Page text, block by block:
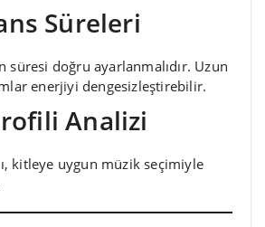
Süreleri
süresi doğru ayarlanmalıdır. Uzun
enerjiyi dengesizleştirebilir.
Analizi
kitleye uygun müzik seçimiyle